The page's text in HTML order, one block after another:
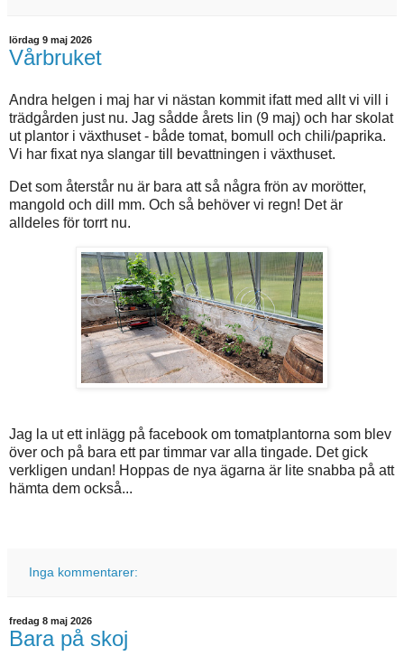
lördag 9 maj 2026
Vårbruket
Andra helgen i maj har vi nästan kommit ifatt med allt vi vill i
trädgården just nu. Jag sådde årets lin (9 maj) och har skolat
ut plantor i växthuset - både tomat, bomull och chili/paprika.
Vi har fixat nya slangar till bevattningen i växthuset.
Det som återstår nu är bara att så några frön av morötter,
mangold och dill mm. Och så behöver vi regn! Det är
alldeles för torrt nu.
Jag la ut ett inlägg på facebook om tomatplantorna som blev
över och på bara ett par timmar var alla tingade. Det gick
verkligen undan! Hoppas de nya ägarna är lite snabba på att
hämta dem också...
Inga kommentarer:
fredag 8 maj 2026
Bara på skoj